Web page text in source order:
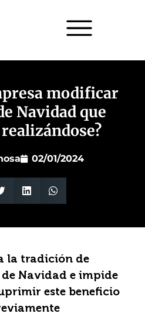
modificar
Navidad que
02/01/2024
la tradición de
Navidad e impide
este beneficio